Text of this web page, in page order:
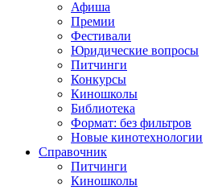
Афиша
Премии
Фестивали
Юридические вопросы
Питчинги
Конкурсы
Киношколы
Библиотека
Формат: без фильтров
Новые кинотехнологии
Справочник
Питчинги
Киношколы